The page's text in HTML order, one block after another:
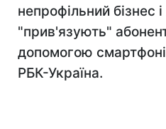
непрофільний бізнес і
"прив'язують"
допомогою
РБК-Україна.